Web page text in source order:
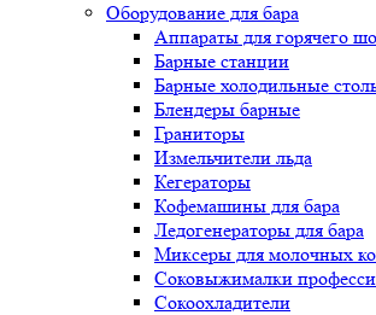
Оборудование для бара
Аппараты для горячего
Барные станции
Барные холодильные
Блендеры барные
Граниторы
Измельчители льда
Кегераторы
Кофемашины для бара
Ледогенераторы для бара
Миксеры для молочных
Соковыжималки
Сокоохладители